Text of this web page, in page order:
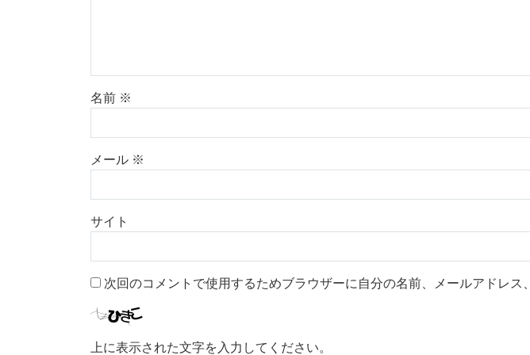
名前 ※
メール ※
サイト
次回のコメントで使用するためブラウザーに自分の名前、メールアドレス
上に表示された文字を入力してください。